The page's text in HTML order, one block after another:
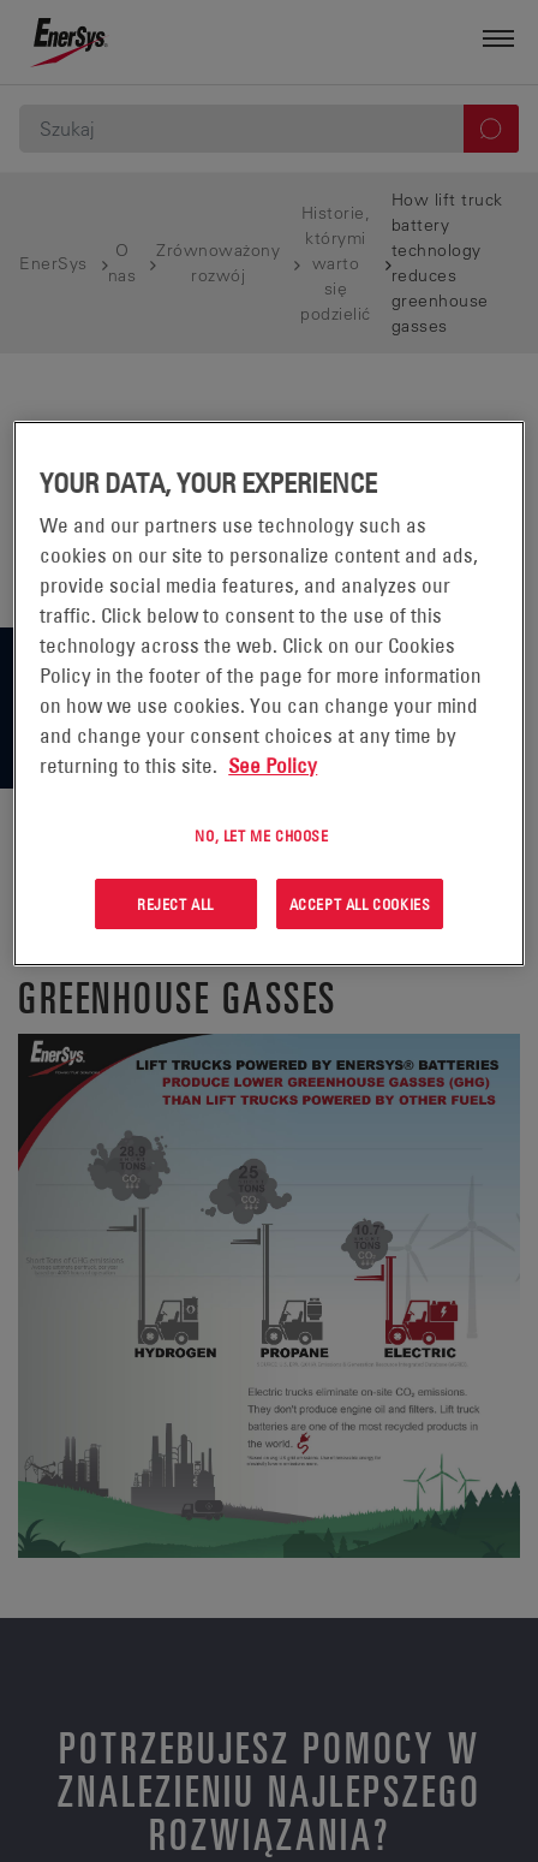
EnerSys
O
nas
Zrównoważony
rozwój
Historie,
którymi
warto
się
podzielić
How lift truck
battery
technology
reduces
greenhouse
gasses
HOW LIFT TRUCK BATTERY
TECHNOLOGY REDUCES
GREENHOUSE GASSES
POTRZEBUJESZ POMOCY W
ZNALEZIENIU NAJLEPSZEGO
ROZWIĄZANIA?
YOUR DATA, YOUR EXPERIENCE
We and our partners use technology such as
cookies on our site to personalize content and ads,
provide social media features, and analyzes our
traffic. Click below to consent to the use of this
technology across the web. Click on our Cookies
Policy in the footer of the page for more information
on how we use cookies. You can change your mind
and change your consent choices at any time by
returning to this site. See Policy
NO, LET ME CHOOSE
REJECT ALL ACCEPT ALL COOKIES